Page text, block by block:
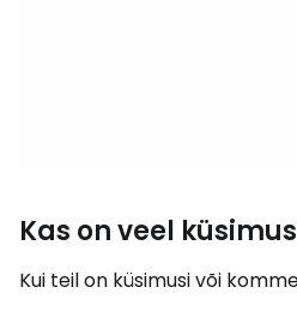
Kas on veel
Kui teil on küsimusi või